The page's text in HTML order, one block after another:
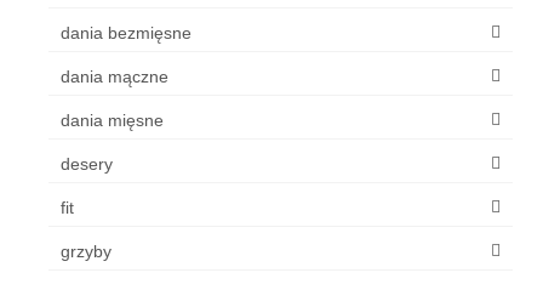
dania bezmięsne
dania mączne
dania mięsne
desery
fit
grzyby